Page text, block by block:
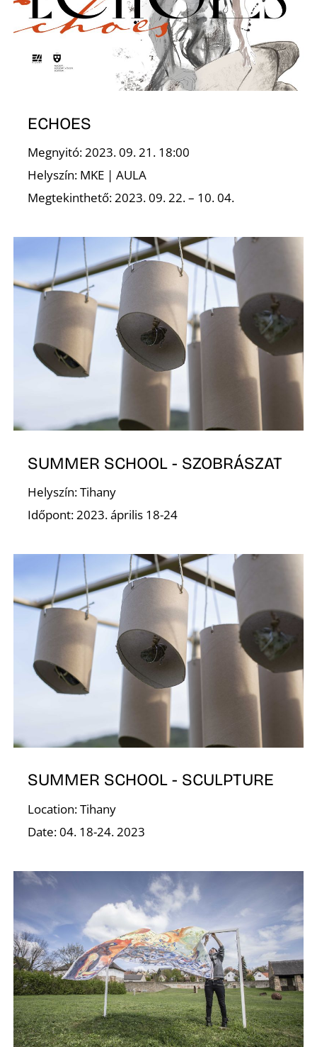
ECHOES
Megnyitó: 2023. 09. 21. 18:00
Helyszín: MKE | AULA
Megtekinthető: 2023. 09. 22. – 10. 04.
SUMMER SCHOOL - SZOBRÁSZAT
Helyszín: Tihany
Időpont: 2023. április 18-24
SUMMER SCHOOL - SCULPTURE
Location: Tihany
Date: 04. 18-24. 2023